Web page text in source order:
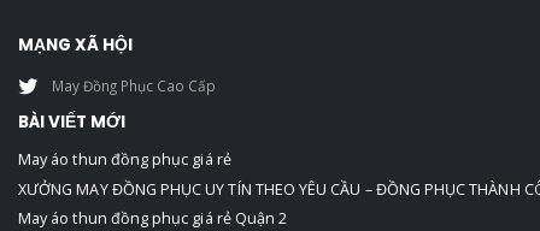
MẠNG XÃ HỘI
May Đồng Phục Cao Cấp
BÀI VIẾT MỚI
May áo thun đồng phục giá rẻ
XƯỞNG MAY ĐỒNG PHỤC UY TÍN THEO YÊU CẦU – ĐỒNG PHỤC THÀNH
May áo thun đồng phục giá rẻ Quận 2